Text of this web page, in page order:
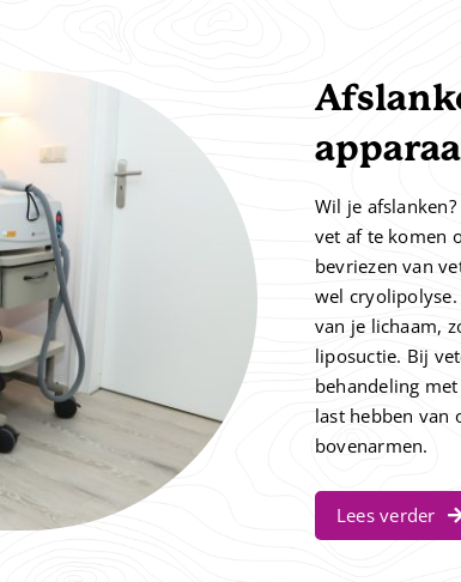
Wil je
vet af te komen
bevriezen van
wel cryolipolyse.
van je lichaam,
liposuctie. Bij
behandeling
last hebben van
bovenarmen.
Lees verder